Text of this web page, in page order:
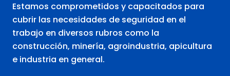
Estamos comprometidos y capacitados para
cubrir las necesidades de seguridad en el
trabajo en diversos rubros como la
construcción, minería, agroindustria, apicultura
e industria en general.